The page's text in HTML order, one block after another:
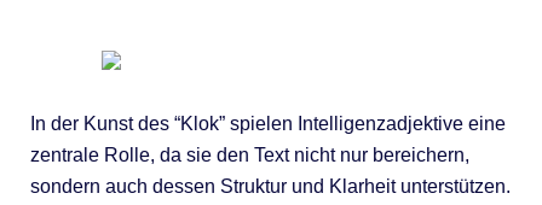
In der Kunst des “Klok” spielen Intelligenzadjektive eine
zentrale Rolle, da sie den Text nicht nur bereichern,
sondern auch dessen Struktur und Klarheit unterstützen.